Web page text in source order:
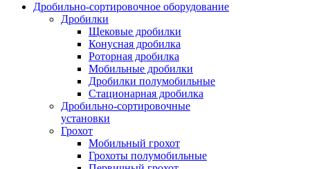
Дробильно-сортировочное оборудование
Дробилки
Щековые дробилки
Конусная дробилка
Роторная дробилка
Мобильные дробилки
Дробилки полумобильные
Стационарная дробилка
Дробильно-сортировочные
установки
Грохот
Мобильный грохот
Грохоты полумобильные